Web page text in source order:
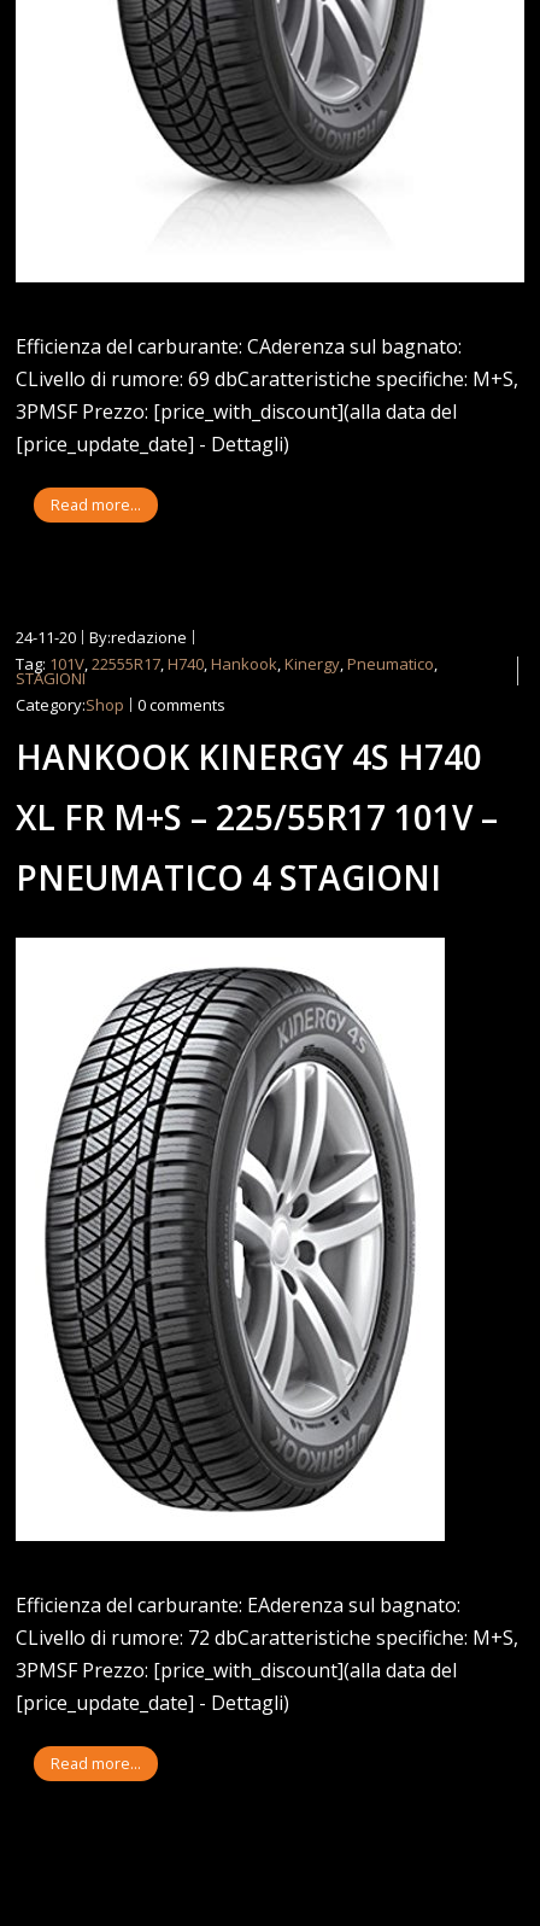
Efficienza del carburante: CAderenza sul bagnato:
CLivello di rumore: 69 dbCaratteristiche specifiche: M+S,
3PMSF Prezzo: [price_with_discount](alla data del
[price_update_date] - Dettagli)
Read more...
24-11-20
By:redazione
Tag: 101V ,22555R17 ,H740 ,Hankook ,Kinergy ,Pneumatico
STAGIONI
Category:Shop 0 comments
HANKOOK KINERGY 4S H740
XL FR M+S – 225/55R17 101V –
PNEUMATICO 4 STAGIONI
Efficienza del carburante: EAderenza sul bagnato:
CLivello di rumore: 72 dbCaratteristiche specifiche: M+S,
3PMSF Prezzo: [price_with_discount](alla data del
[price_update_date] - Dettagli)
Read more...